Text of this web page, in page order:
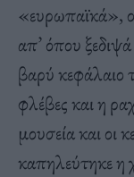
«ευρωπαϊκά»,
απ’ όπου
βαρύ κεφάλαιο
φλέβες και η
μουσεία και
καπηλεύτηκε η